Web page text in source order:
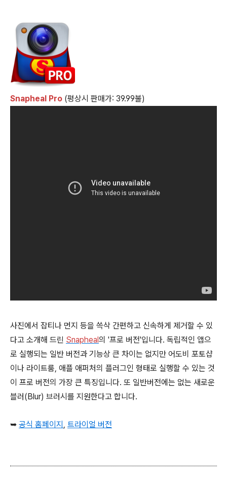
Snapheal Pro (평상시 판매가: 39.99불)
사진에서 잡티나 먼지 등을 쓱삭 간편하고 신속하게 제거할 수 있
다고 소개해 드린 Snapheal 의 '프로 버전'입니다. 독립적인 앱으
로 실행되는 일반 버전과 기능상 큰 차이는 없지만 어도비 포토샵
이나 라이트룸, 애플 애퍼처의 플러그인 형태로 실행할 수 있는 것
이 프로 버전의 가장 큰 특징입니다. 또 일반버전에는 없는 새로운
블러(Blur) 브러시를 지원한다고 합니다.
➥ 공식 홈페이지 , 트라이얼 버전